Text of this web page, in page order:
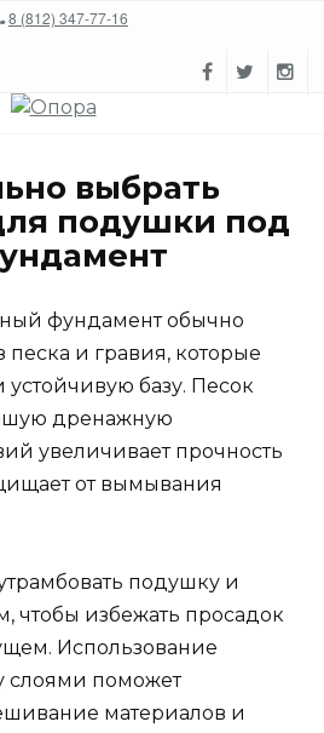
8 (812) 347-77-16
выбрать
подушки под
фундамент обычно
песка и гравия, которые
базу. Песок
дренажную
увеличивает прочность
от вымывания
подушку и
чтобы избежать просадок
Использование
слоями поможет
материалов и